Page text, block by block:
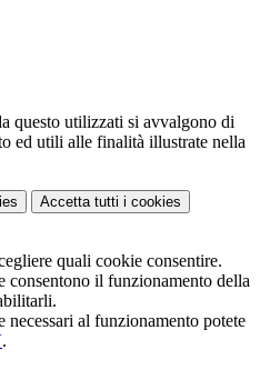
questo utilizzati si avvalgono di
ed utili alle finalità illustrate nella
Accetta tutti i cookies
quali cookie consentire.
consentono il funzionamento della
al funzionamento potete
.